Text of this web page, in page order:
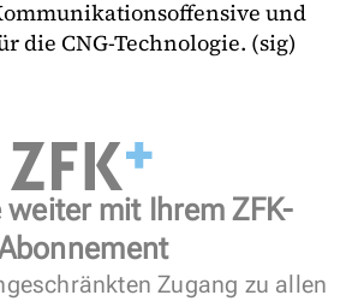
und
die CNG-Technologie. (sig)
weiter mit Ihrem ZFK-
Zugang zu allen